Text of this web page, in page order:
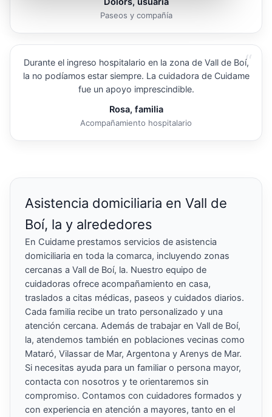
Paseos y compañía
“
Durante el ingreso hospitalario en la zona de Vall de Boí,
la no podíamos estar siempre. La cuidadora de Cuidame
fue un apoyo imprescindible.
Rosa, familia
Acompañamiento hospitalario
Asistencia domiciliaria en Vall de
Boí, la y alrededores
En Cuidame prestamos servicios de asistencia
domiciliaria en toda la comarca, incluyendo zonas
cercanas a Vall de Boí, la. Nuestro equipo de
cuidadoras ofrece acompañamiento en casa,
traslados a citas médicas, paseos y cuidados diarios.
Cada familia recibe un trato personalizado y una
atención cercana. Además de trabajar en Vall de Boí,
la, atendemos también en poblaciones vecinas como
Mataró, Vilassar de Mar, Argentona y Arenys de Mar.
Si necesitas ayuda para un familiar o persona mayor,
contacta con nosotros y te orientaremos sin
compromiso. Contamos con cuidadores formados y
con experiencia en atención a mayores, tanto en el